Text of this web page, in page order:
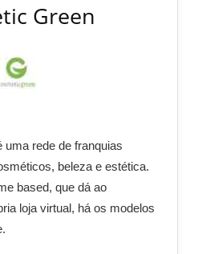
Green
rede de franquias
beleza e estética.
based, que dá ao
loja virtual, há os modelos